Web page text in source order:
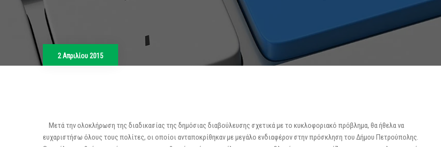
2 Απριλίου 2015
Μετά την ολοκλήρωση της διαδικασίας της δημόσιας διαβούλευσης σχετικά με το κυκλοφοριακό πρόβλημα, θα ήθελα να
ευχαριστήσω όλους τους πολίτες, οι οποίοι ανταποκρίθηκαν με μεγάλο ενδιαφέρον στην πρόσκληση του Δήμου Πετρούπολης.